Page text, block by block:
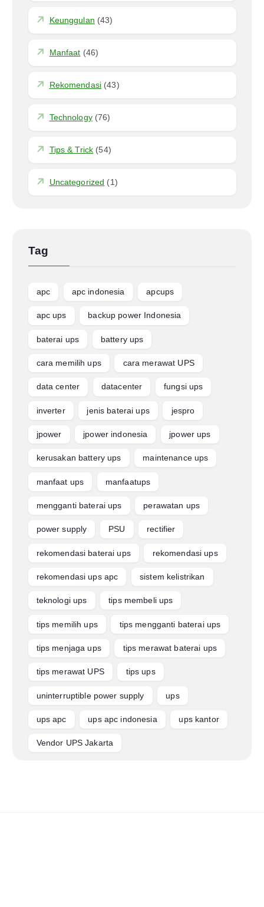
Keunggulan (43)
Manfaat (46)
Rekomendasi (43)
Technology(76)
Tips & Trick (54)
Uncategorized (1)
Tag
apc apc indonesia apcups
apc ups backup power Indonesia
baterai ups battery ups
cara memilih ups cara merawat UPS
data center datacenter fungsi ups
inverter jenis baterai ups jespro
jpower jpower indonesia jpower ups
kerusakan battery ups maintenance ups
manfaat ups manfaatups
mengganti baterai ups perawatan ups
power supply PSU rectifier
rekomendasi baterai ups rekomendasi ups
rekomendasi ups apc sistem kelistrikan
teknologi ups tips membeli ups
tips memilih ups tips mengganti baterai ups
tips menjaga ups tips merawat baterai ups
tips merawat UPS tips ups
uninterruptible power supply ups
ups apc ups apc indonesia ups kantor
Vendor UPS Jakarta